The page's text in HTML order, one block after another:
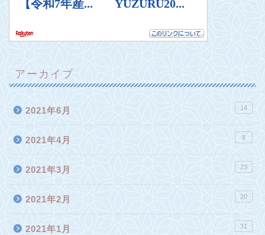
アーカイブ
2021年6月 14
2021年4月 8
2021年3月 23
2021年2月 20
2021年1月 31